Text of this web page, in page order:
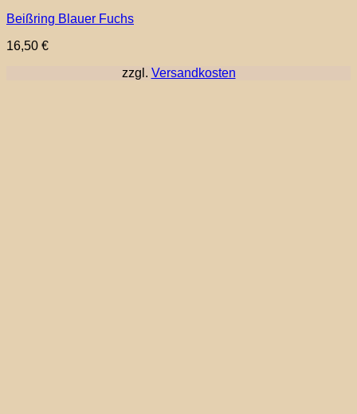
Beißring Blauer Fuchs
16,50 €
zzgl. Versandkosten